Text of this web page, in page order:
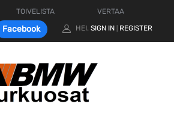
TOIVELISTA VERTAA
Facebook HEI. SIGN IN REGISTER